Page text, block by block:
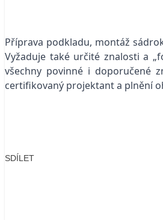
Příprava podkladu, montáž
Vyžaduje také určité znalosti a
všechny povinné i doporučené
certifikovaný projektant a plnění
SDÍLET